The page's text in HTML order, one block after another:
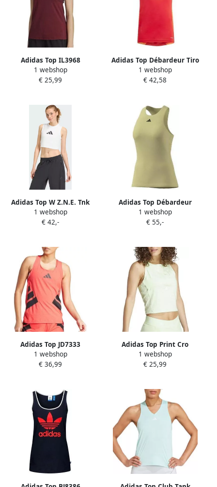
Adidas Top IL3968
1 webshop
€ 25,99
Adidas Top Débardeur Tiro
24 Compétition
1 webshop
€ 42,58
Adidas Top W Z.N.E. Tnk
1 webshop
€ 42,-
Adidas Top Débardeur
Jaune CLIMACOOL
1 webshop
€ 55,-
Adidas Top JD7333
1 webshop
€ 36,99
Adidas Top Print Cro
1 webshop
€ 25,99